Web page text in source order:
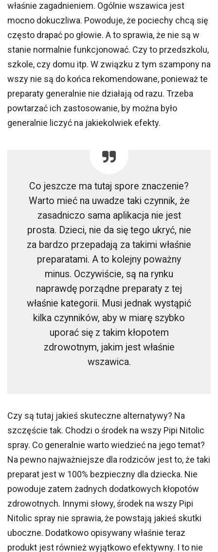
właśnie zagadnieniem. Ogólnie wszawica jest
mocno dokuczliwa. Powoduje, że pociechy chcą się
często drapać po głowie. A to sprawia, że nie są w
stanie normalnie funkcjonować. Czy to przedszkolu,
szkole, czy domu itp. W związku z tym szampony na
wszy nie są do końca rekomendowane, ponieważ te
preparaty generalnie nie działają od razu. Trzeba
powtarzać ich zastosowanie, by można było
generalnie liczyć na jakiekolwiek efekty.
Co jeszcze ma tutaj spore znaczenie?
Warto mieć na uwadze taki czynnik, że
zasadniczo sama aplikacja nie jest
prosta. Dzieci, nie da się tego ukryć, nie
za bardzo przepadają za takimi właśnie
preparatami. A to kolejny poważny
minus. Oczywiście, są na rynku
naprawdę porządne preparaty z tej
właśnie kategorii. Musi jednak wystąpić
kilka czynników, aby w miarę szybko
uporać się z takim kłopotem
zdrowotnym, jakim jest właśnie
wszawica.
Czy są tutaj jakieś skuteczne alternatywy? Na
szczęście tak. Chodzi o środek na wszy Pipi Nitolic
spray. Co generalnie warto wiedzieć na jego temat?
Na pewno najważniejsze dla rodziców jest to, że taki
preparat jest w 100% bezpieczny dla dziecka. Nie
powoduje zatem żadnych dodatkowych kłopotów
zdrowotnych. Innymi słowy, środek na wszy Pipi
Nitolic spray nie sprawia, że powstają jakieś skutki
uboczne. Dodatkowo opisywany właśnie teraz
produkt jest również wyjątkowo efektywny. I to nie